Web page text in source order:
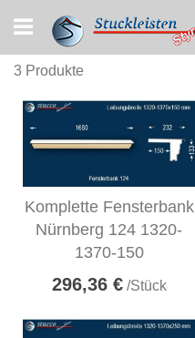
to
Content
3 Produkte
Komplette Fensterbank
Nürnberg 124 1320-
1370-150
296,36 €/Stück